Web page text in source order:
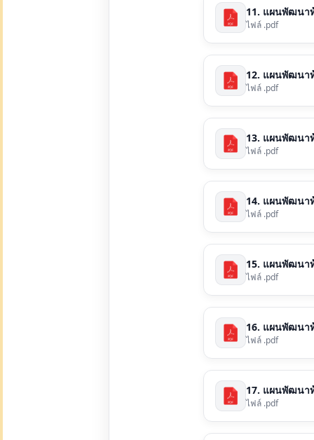
11. แผนพัฒนา
ไฟล์ .pdf
12. แผนพัฒนา
ไฟล์ .pdf
13. แผนพัฒนา
ไฟล์ .pdf
14. แผนพัฒนา
ไฟล์ .pdf
15. แผนพัฒนา
ไฟล์ .pdf
16. แผนพัฒนา
ไฟล์ .pdf
17. แผนพัฒนา
ไฟล์ .pdf